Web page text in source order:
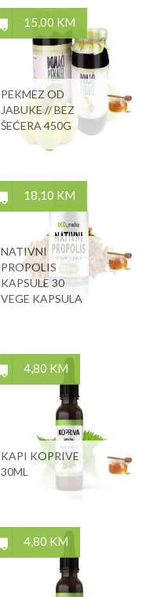
15,00 KM
PEKMEZ OD
JABUKE // BEZ
ŠEĆERA 450G
18,10 KM
NATIVNI
PROPOLIS
KAPSULE 30
VEGE KAPSULA
4,80 KM
KAPI KOPRIVE
30ML
4,80 KM